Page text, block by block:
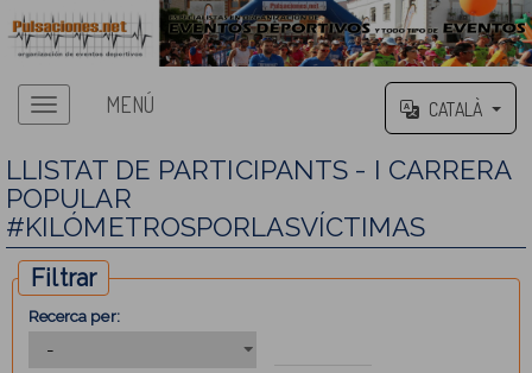
MENÚ CATALÀ
LLISTAT DE PARTICIPANTS - I CARRERA
POPULAR
#KILÓMETROSPORLASVÍCTIMAS
Filtrar
Recerca per: